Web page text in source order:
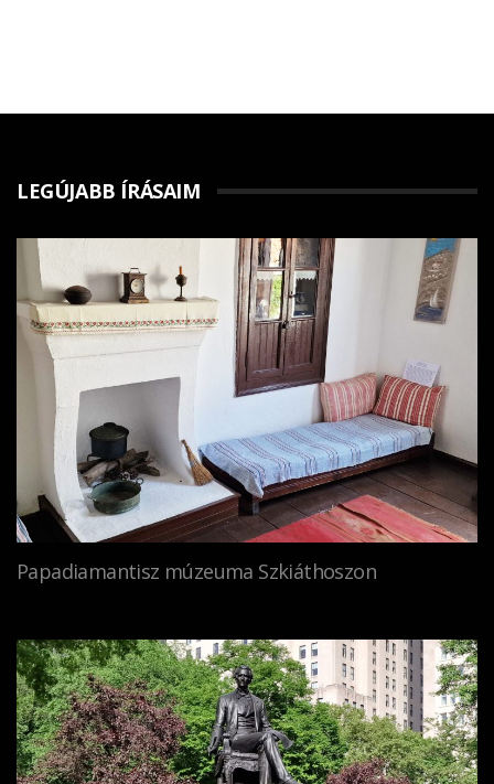
LEGÚJABB ÍRÁSAIM
Papadiamantisz múzeuma Szkiáthoszon